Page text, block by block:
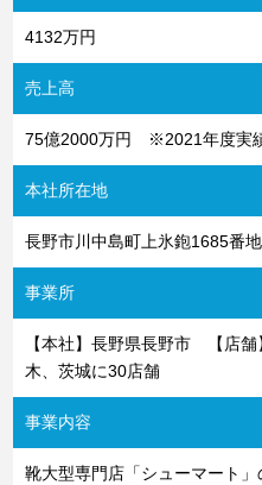
4132万円
売上高
75億2000万円 ※2021年度実
本社所在地
長野市川中島町上氷鉋1685番
事業所
【本社】長野県長野市 【店
木、茨城に30店舗
事業内容
靴大型専門店「シューマート